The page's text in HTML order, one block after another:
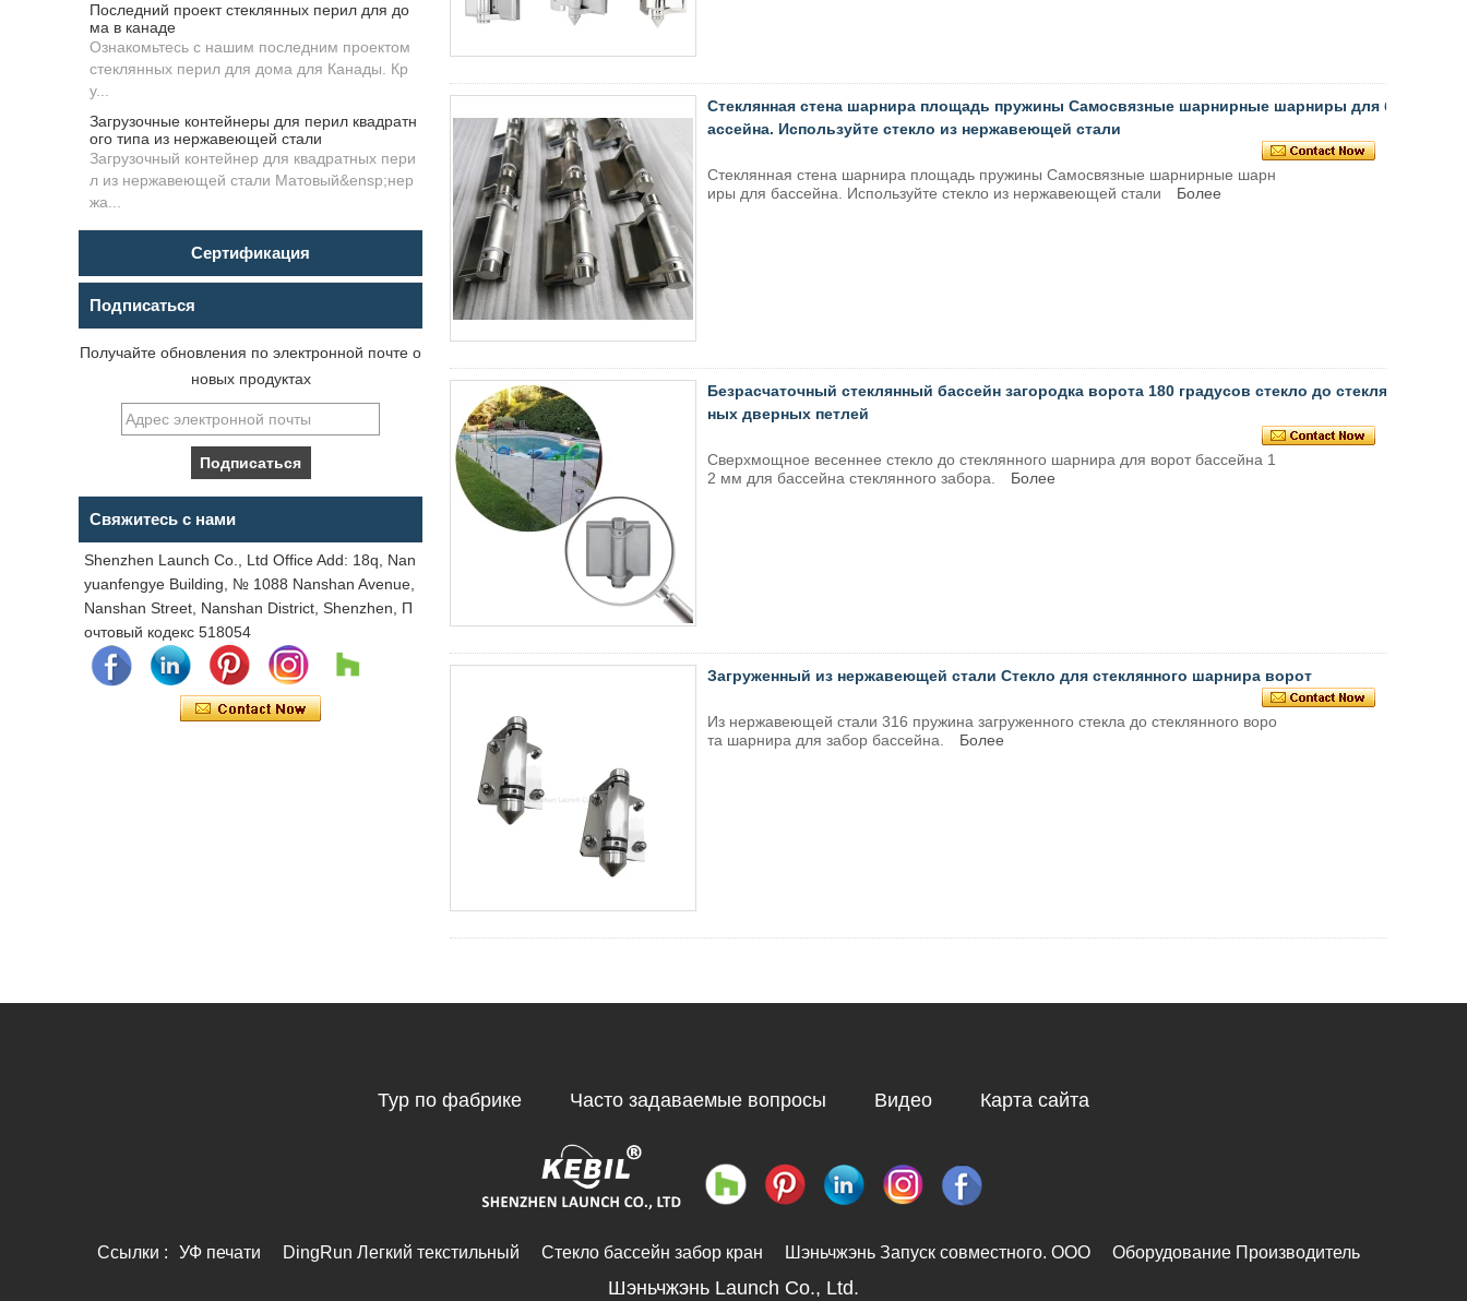
Последний проект стеклянных перил для до
ма в канаде
Ознакомьтесь с нашим последним проектом
стеклянных перил для дома для Канады. Кр
у...
Загрузочные контейнеры для перил квадратн
ого типа из нержавеющей стали
Загрузочный контейнер для квадратных пери
л из нержавеющей стали Матовый&ensp;нер
жа...
Сертификация
Подписаться
Получайте обновления по электронной почте о
новых продуктах
Свяжитесь с нами
Shenzhen Launch Co., Ltd Office Add: 18q, Nan
yuanfengye Building, № 1088 Nanshan Avenue,
Nanshan Street, Nanshan District, Shenzhen, П
очтовый кодекс 518054
Стеклянная стена шарнира площадь пружины Самосвязные шарнирные шарниры для б
ассейна. Используйте стекло из нержавеющей стали
Стеклянная стена шарнира площадь пружины Самосвязные шарнирные шарн
иры для бассейна. Используйте стекло из нержавеющей стали
Более
Безрасчаточный стеклянный бассейн загородка ворота 180 градусов стекло до стеклян
ных дверных петлей
Сверхмощное весеннее стекло до стеклянного шарнира для ворот бассейна 1
2 мм для бассейна стеклянного забора.
Более
Загруженный из нержавеющей стали Стекло для стеклянного шарнира ворот
Из нержавеющей стали 316 пружина загруженного стекла до стеклянного воро
та шарнира для забор бассейна.
Более
Тур по фабрике Часто задаваемые вопросы Видео Карта сайта
Ссылки : УФ печати DingRun Легкий текстильный Стекло бассейн забор кран Шэньчжэнь Запуск совместного. ООО Оборудование Производитель
Шэньчжэнь Launch Co., Ltd.